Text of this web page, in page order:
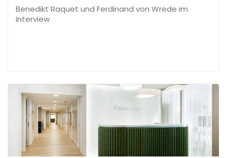
Benedikt Raquet und Ferdinand von Wrede im
Interview